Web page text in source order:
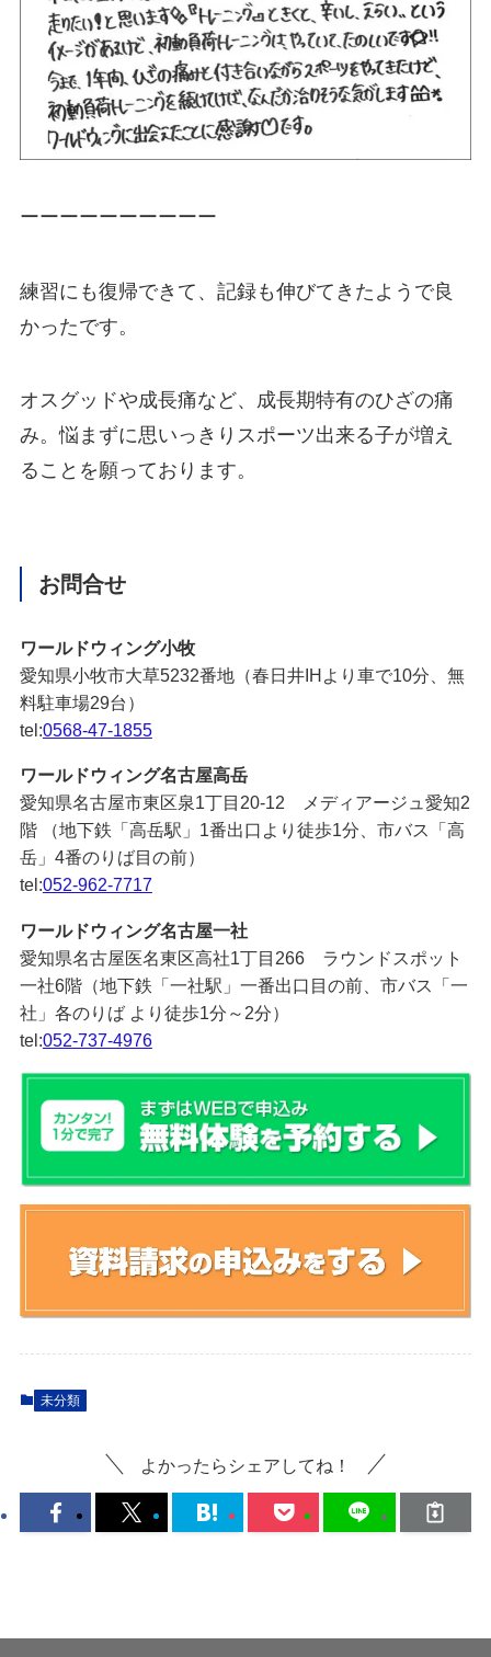
ーーーーーーーーーー
練習にも復帰できて、記録も伸びてきたようで良
かったです。
オスグッドや成長痛など、成長期特有のひざの痛
み。悩まずに思いっきりスポーツ出来る子が増え
ることを願っております。
お問合せ
ワールドウィング小牧
愛知県小牧市大草5232番地（春日井IHより車で10分、無
料駐車場29台）
tel:0568-47-1855
ワールドウィング名古屋高岳
愛知県名古屋市東区泉1丁目20-12 メディアージュ愛知2
階 （地下鉄「高岳駅」1番出口より徒歩1分、市バス「高
岳」4番のりば目の前）
tel:052-962-7717
ワールドウィング名古屋一社
愛知県名古屋医名東区高社1丁目266 ラウンドスポット
一社6階（地下鉄「一社駅」一番出口目の前、市バス「一
社」各のりば より徒歩1分～2分）
tel:052-737-4976
未分類
よかったらシェアしてね！